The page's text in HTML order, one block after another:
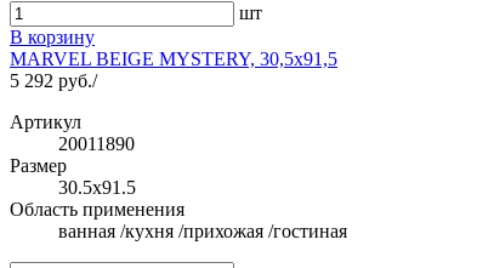
шт
В корзину
MARVEL BEIGE MYSTERY, 30,5x91,5
5 292 руб./
Артикул
20011890
Размер
30.5x91.5
Область применения
ванная /кухня /прихожая /гостиная